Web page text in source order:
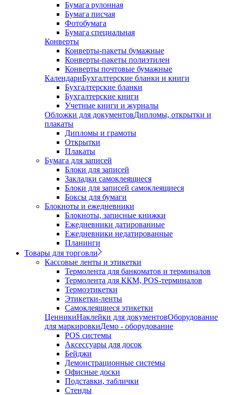
Бумага рулонная
Бумага писчая
Фотобумага
Бумага специальная
Конверты
Конверты-пакеты бумажные
Конверты-пакеты полиэтилен
Конверты почтовые бумажные
КалендариБухгалтерские бланки и книги
Бухгалтерские бланки
Бухгалтерские книги
Учетные книги и журналы
Обложки для документовДипломы, открытки и
плакаты
Дипломы и грамоты
Открытки
Плакаты
Бумага для записей
Блоки для записей
Закладки самоклеящиеся
Блоки для записей самоклеящиеся
Боксы для бумаги
Блокноты и ежедневники
Блокноты, записные книжки
Ежедневники датированные
Ежедневники недатированные
Планинги
Товары для торговли
Кассовые ленты и этикетки
Термолента для банкоматов и терминалов
Термолента для ККМ, POS-терминалов
Термоэтикетки
Этикетки-ленты
Самоклеящиеся этикетки
ЦенникиНаклейки для документовОборудование
для маркировкиДемо - оборудование
POS системы
Аксессуары для досок
Бейджи
Демонстрационные системы
Офисные доски
Подставки, таблички
Стенды